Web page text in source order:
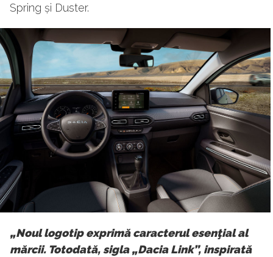
Spring și Duster.
„Noul logotip exprimă caracterul esenţial al
mărcii. Totodată, sigla „Dacia Link”, inspirată